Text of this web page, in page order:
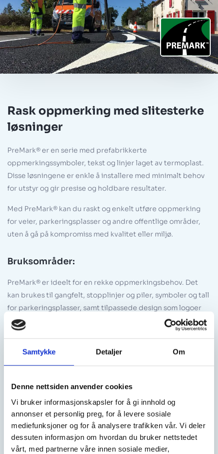
Samtykke Detaljer Om
Denne nettsiden anvender cookies
Vi bruker informasjonskapsler for å gi innhold og
annonser et personlig preg, for å levere sosiale
mediefunksjoner og for å analysere trafikken vår. Vi deler
dessuten informasjon om hvordan du bruker nettstedet
vårt, med partnerne våre innen sosiale medier,
Rask oppmerking med slitesterke
løsninger
PreMark® er en serie med prefabrikkerte
oppmerkingssymboler, tekst og linjer laget av termoplast.
Disse løsningene er enkle å installere med minimalt behov
for utstyr og gir presise og holdbare resultater.
Med PreMark® kan du raskt og enkelt utføre oppmerking
for veier, parkeringsplasser og andre offentlige områder,
uten å gå på kompromiss med kvalitet eller miljø.
Bruksområder:
PreMark® er ideelt for en rekke oppmerkingsbehov. Det
kan brukes til gangfelt, stopplinjer og piler, symboler og tall
for parkeringsplasser, samt tilpassede design som logoer
og spesialtekst.
PreMark® kombinerer brukervennlighet med
holdbarhet. Symbolene er laget for å tåle tung trafikk
og værpåvirkning, samtidig som de ikke avgir
miljøskadelige stoffer ved montering, bruk eller
fjerning.